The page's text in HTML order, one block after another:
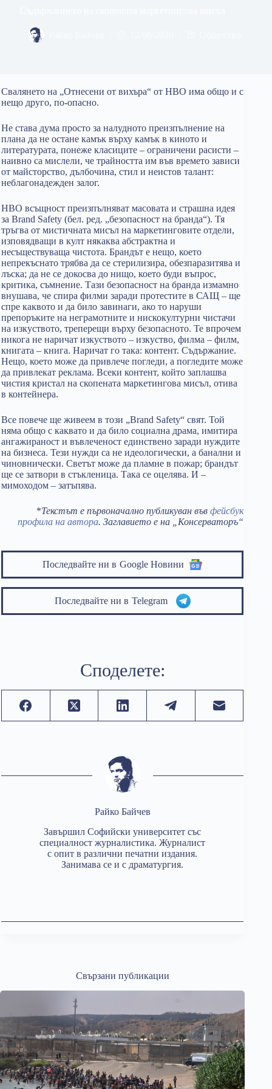
Свалянето на „Отнесени от вихъра“ от HBO има общо и с
нещо друго, по-опасно.
Не става дума просто за налудното преизпълнение на
плана да не остане камък върху камък в киното и
литературата, понеже класиците – ограничени расисти –
наивно са мислели, че трайността им във времето зависи
от майсторство, дълбочина, стил и неистов талант:
неблагонадежден залог.
HBO всъщност преизпълняват масовата и страшна идея
за Brand Safety (бел. ред. „безопасност на бранда“). Тя
тръгва от мистичната мисъл на маркетинговите отдели,
изповядващи в култ някаква абстрактна и
несъществуваща чистота. Брандът е нещо, което
непрекъснато трябва да се стерилизира, обезпаразитява и
лъска; да не се докосва до нищо, което буди въпрос,
критика, съмнение. Тази безопасност на бранда измамно
внушава, че спира филми заради протестите в САЩ – ще
спре каквото и да било завинаги, ако то наруши
препоръките на неграмотните и нискокултурни чистачи
на изкуството, треперещи върху безопасното. Те впрочем
никога не наричат изкуството – изкуство, филма – филм,
книгата – книга. Наричат го така: контент. Съдържание.
Нещо, което може да привлече погледи, а погледите може
да привлекат реклама. Всеки контент, който заплашва
чистия кристал на скопената маркетингова мисъл, отива
в контейнера.
Все повече ще живеем в този „Brand Safety“ свят. Той
няма общо с каквато и да било социална драма, имитира
ангажираност и въвлеченост единствено заради нуждите
на бизнеса. Тези нужди са не идеологически, а банални и
чиновнически. Светът може да пламне в пожар; брандът
ще се затвори в стъкленица. Така се оцелява. И –
мимоходом – затъпява.
*Текстът е първоначално публикуван въвфейсбук
профила на автора. Заглавието е на „Консерваторъ“
Последвайте ни в Google Новини
Последвайте ни в Telegram
Споделете:
Райко Байчев
Завършил Софийски университет със
специалност журналистика. Журналист
с опит в различни печатни издания.
Занимава се и с драматургия.
Свързани публикации